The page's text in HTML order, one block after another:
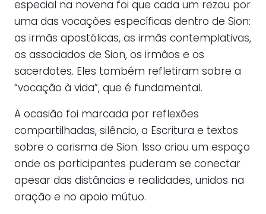
especial na novena foi que cada um rezou por
uma das vocações específicas dentro de Sion:
as irmãs apostólicas, as irmãs contemplativas,
os associados de Sion, os irmãos e os
sacerdotes. Eles também refletiram sobre a
“vocação à vida”, que é fundamental.
A ocasião foi marcada por reflexões
compartilhadas, silêncio, a Escritura e textos
sobre o carisma de Sion. Isso criou um espaço
onde os participantes puderam se conectar
apesar das distâncias e realidades, unidos na
oração e no apoio mútuo.